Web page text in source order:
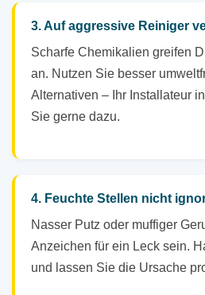
3. Auf aggressive Reiniger
Scharfe Chemikalien greifen
an. Nutzen Sie besser
Alternativen – Ihr Installateur
Sie gerne dazu.
4. Feuchte Stellen nicht
Nasser Putz oder muffiger
Anzeichen für ein Leck sein.
und lassen Sie die Ursache